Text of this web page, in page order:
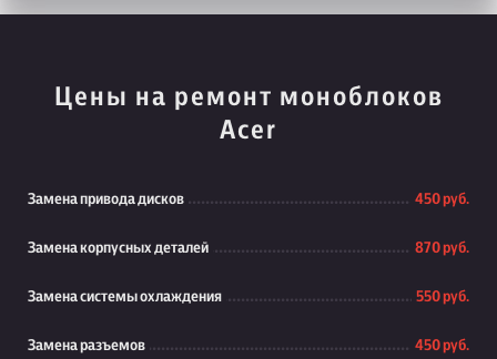
Цены на ремонт моноблоков
Acer
Замена привода дисков 450 руб.
Замена корпусных деталей 870 руб.
Замена системы охлаждения 550 руб.
Замена разъемов 450 руб.